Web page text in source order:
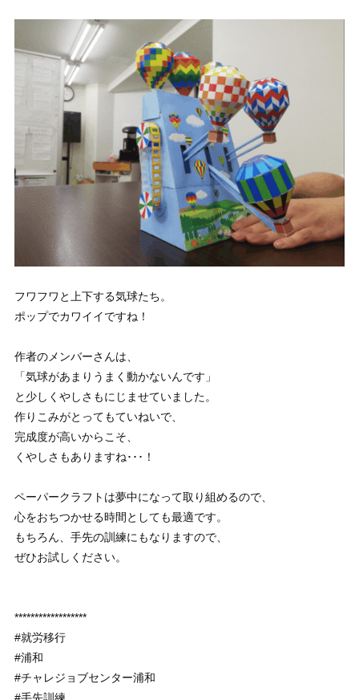
フワフワと上下する気球たち。
ポップでカワイイですね！
作者のメンバーさんは、
「気球があまりうまく動かないんです」
と少しくやしさもにじませていました。
作りこみがとってもていねいで、
完成度が高いからこそ、
くやしさもありますね･･･！
ペーパークラフトは夢中になって取り組めるので、
心をおちつかせる時間としても最適です。
もちろん、手先の訓練にもなりますので、
ぜひお試しください。
******************
#就労移行
#浦和
#チャレジョブセンター浦和
#手先訓練